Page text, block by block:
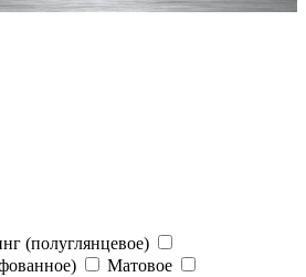
(полуглянцевое)
Матовое